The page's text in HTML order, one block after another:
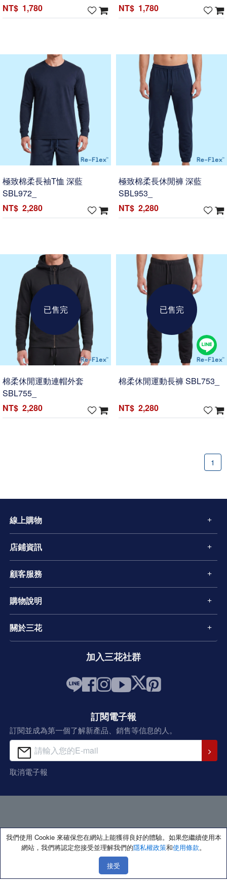
1,780
1,780
極致棉柔長袖T恤 深藍
SBL972_
2,280
極致棉柔長休閒褲 深藍
SBL953_
2,280
棉柔休閒運動連帽外套
SBL755_
2,280
棉柔休閒運動長褲 SBL753_
2,280
1
線上購物
店鋪資訊
顧客服務
購物說明
關於三花
加入三花社群
訂閱電子報
訂閱並成為第一個了解新產品、銷售等信息的人。
取消電子報
我們使用 Cookie 來確保您在網站上能獲得良好的體驗。如果您繼續使用本
網站，我們將認定您接受並理解我們的隱私權政策和使用條款。
接受